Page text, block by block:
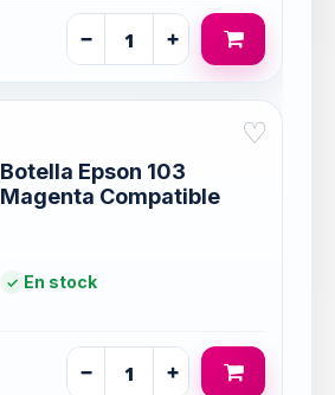
− +
♡
Botella Epson 103
Magenta Compatible
En stock
− +